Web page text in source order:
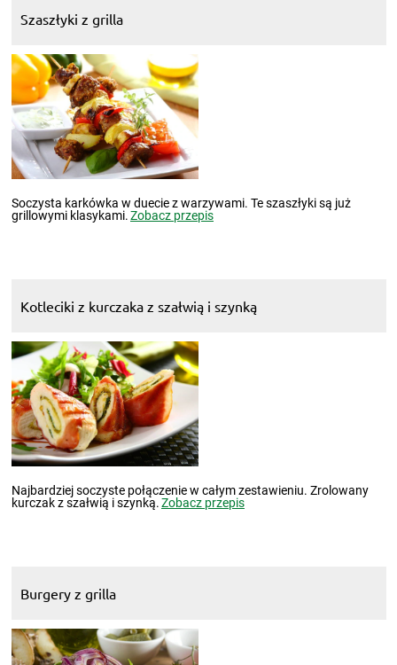
Szaszłyki z grilla
Soczysta karkówka w duecie z warzywami. Te szaszłyki są już
grillowymi klasykami.Zobacz przepis
Kotleciki z kurczaka z szałwią i szynką
Najbardziej soczyste połączenie w całym zestawieniu. Zrolowany
kurczak z szałwią i szynką.Zobacz przepis
Burgery z grilla